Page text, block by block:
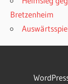
Bretzenheim